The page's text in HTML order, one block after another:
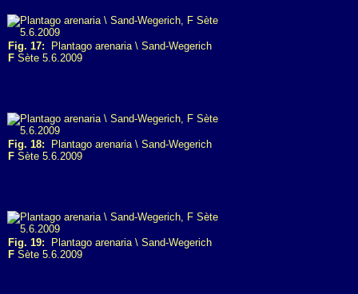
Fig. 17: Plantago arenaria \ Sand-Wegerich
F Sète 5.6.2009
Fig. 18: Plantago arenaria \ Sand-Wegerich
F Sète 5.6.2009
Fig. 19: Plantago arenaria \ Sand-Wegerich
F Sète 5.6.2009